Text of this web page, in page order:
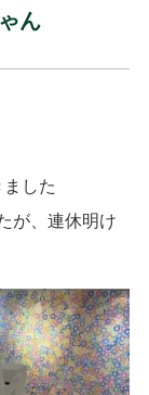
ん
した
が、連休明け